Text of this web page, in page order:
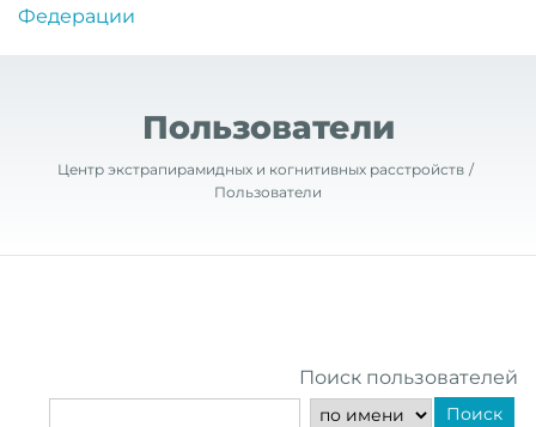
Федерации
Пользователи
Центр экстрапирамидных и когнитивных расстройств
Пользователи
Поиск пользователей
Поиск